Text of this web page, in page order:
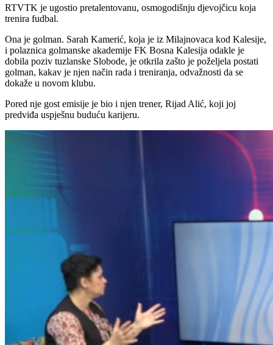
RTVTK je ugostio pretalentovanu, osmogodišnju djevojčicu koja
trenira fudbal.
Ona je golman. Sarah Kamerić, koja je iz Milajnovaca kod Kalesije,
i polaznica golmanske akademije FK Bosna Kalesija odakle je
dobila poziv tuzlanske Slobode, je otkrila zašto je poželjela postati
golman, kakav je njen način rada i treniranja, odvažnosti da se
dokaže u novom klubu.
Pored nje gost emisije je bio i njen trener, Rijad Alić, koji joj
predviđa uspješnu buduću karijeru.